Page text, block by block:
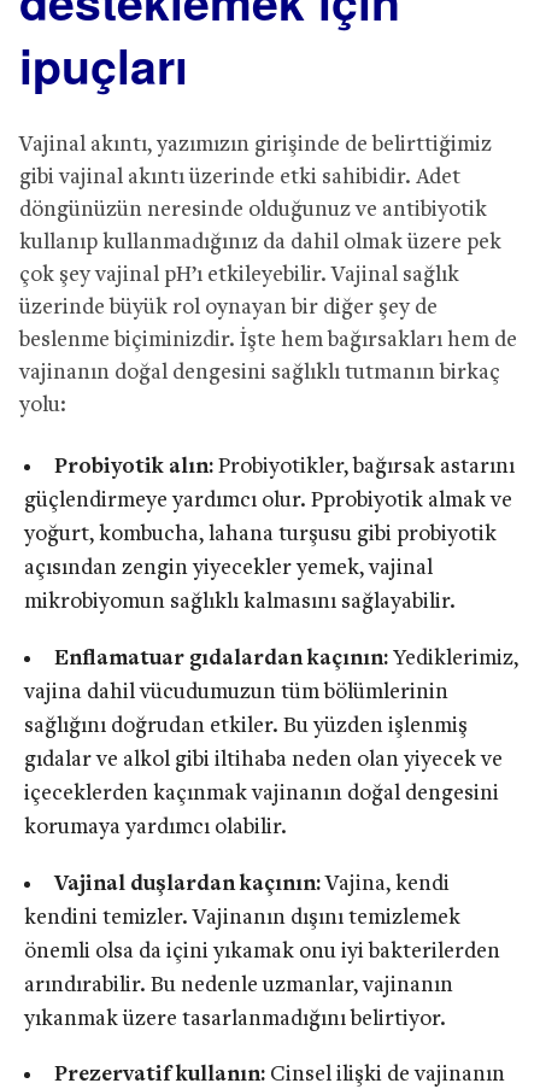
ipuçları
Vajinal akıntı, yazımızın girişinde de belirttiğimiz
gibi vajinal akıntı üzerinde etki sahibidir. Adet
döngünüzün neresinde olduğunuz ve antibiyotik
kullanıp kullanmadığınız da dahil olmak üzere pek
çok şey vajinal pH’ı etkileyebilir. Vajinal sağlık
üzerinde büyük rol oynayan bir diğer şey de
beslenme biçiminizdir. İşte hem bağırsakları hem de
vajinanın doğal dengesini sağlıklı tutmanın birkaç
yolu:
Probiyotik alın:Probiyotikler, bağırsak astarını
güçlendirmeye yardımcı olur. Pprobiyotik almak ve
yoğurt, kombucha, lahana turşusu gibi probiyotik
açısından zengin yiyecekler yemek, vajinal
mikrobiyomun sağlıklı kalmasını sağlayabilir.
Enflamatuar gıdalardan kaçının:Yediklerimiz,
vajina dahil vücudumuzun tüm bölümlerinin
sağlığını doğrudan etkiler. Bu yüzden işlenmiş
gıdalar ve alkol gibi iltihaba neden olan yiyecek ve
içeceklerden kaçınmak vajinanın doğal dengesini
korumaya yardımcı olabilir.
Vajinal duşlardan kaçının:Vajina, kendi
kendini temizler. Vajinanın dışını temizlemek
önemli olsa da içini yıkamak onu iyi bakterilerden
arındırabilir. Bu nedenle uzmanlar, vajinanın
yıkanmak üzere tasarlanmadığını belirtiyor.
Prezervatif kullanın:Cinsel ilişki de vajinanın